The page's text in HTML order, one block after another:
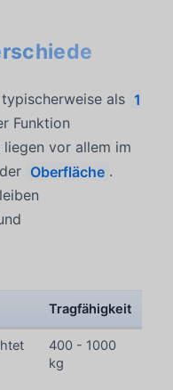
als 1
Funktion
vor allem im
Oberfläche .
Tragfähigkeit
400 - 1000
kg